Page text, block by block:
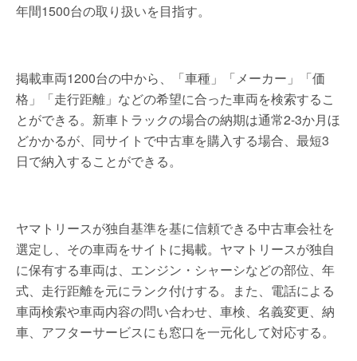
年間1500台の取り扱いを目指す。
掲載車両1200台の中から、「車種」「メーカー」「価
格」「走行距離」などの希望に合った車両を検索するこ
とができる。新車トラックの場合の納期は通常2-3か月ほ
どかかるが、同サイトで中古車を購入する場合、最短3
日で納入することができる。
ヤマトリースが独自基準を基に信頼できる中古車会社を
選定し、その車両をサイトに掲載。ヤマトリースが独自
に保有する車両は、エンジン・シャーシなどの部位、年
式、走行距離を元にランク付けする。また、電話による
車両検索や車両内容の問い合わせ、車検、名義変更、納
車、アフターサービスにも窓口を一元化して対応する。